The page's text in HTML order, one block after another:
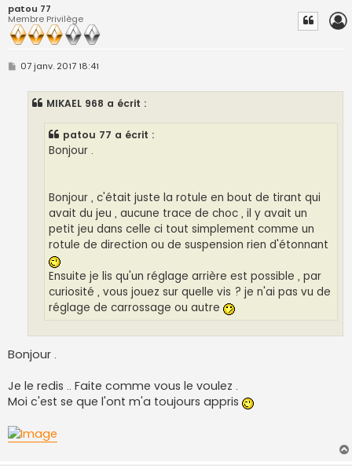
patou 77
Membre Privilège
M
07 janv. 2017 18:41
MIKAEL 968 a écrit :
patou 77 a écrit :
Bonjour .
Bonjour , c'était juste la rotule en bout de tirant qui
avait du jeu , aucune trace de choc , il y avait un
petit jeu dans celle ci tout simplement comme un
rotule de direction ou de suspension rien d'étonnant
Ensuite je lis qu'un réglage arrière est possible , par
curiosité , vous jouez sur quelle vis ? je n'ai pas vu de
réglage de carrossage ou autre
Bonjour .
Je le redis .. Faite comme vous le voulez .
Moi c'est se que l'ont m'a toujours appris